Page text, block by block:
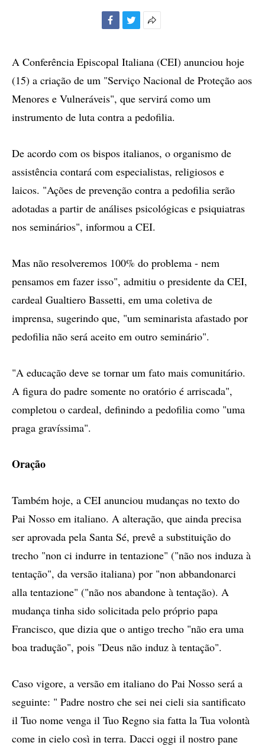
compartilhamento
A Conferência Episcopal Italiana (CEI) anunciou hoje
(15) a criação de um "Serviço Nacional de Proteção aos
Menores e Vulneráveis", que servirá como um
instrumento de luta contra a pedofilia.
De acordo com os bispos italianos, o organismo de
assistência contará com especialistas, religiosos e
laicos. "Ações de prevenção contra a pedofilia serão
adotadas a partir de análises psicológicas e psiquiatras
nos seminários", informou a CEI.
Mas não resolveremos 100% do problema - nem
pensamos em fazer isso", admitiu o presidente da CEI,
cardeal Gualtiero Bassetti, em uma coletiva de
imprensa, sugerindo que, "um seminarista afastado por
pedofilia não será aceito em outro seminário".
"A educação deve se tornar um fato mais comunitário.
A figura do padre somente no oratório é arriscada",
completou o cardeal, definindo a pedofilia como "uma
praga gravíssima".
Oração
Também hoje, a CEI anunciou mudanças no texto do
Pai Nosso em italiano. A alteração, que ainda precisa
ser aprovada pela Santa Sé, prevê a substituição do
trecho "non ci indurre in tentazione" ("não nos induza à
tentação", da versão italiana) por "non abbandonarci
alla tentazione" ("não nos abandone à tentação). A
mudança tinha sido solicitada pelo próprio papa
Francisco, que dizia que o antigo trecho "não era uma
boa tradução", pois "Deus não induz à tentação".
Caso vigore, a versão em italiano do Pai Nosso será a
seguinte: " Padre nostro che sei nei cieli sia santificato
il Tuo nome venga il Tuo Regno sia fatta la Tua volontà
come in cielo così in terra. Dacci oggi il nostro pane